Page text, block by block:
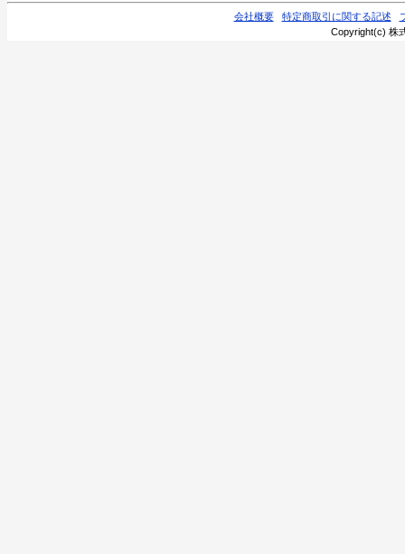
会社概要 特定商取引に関する記述
Copyright(c) 株